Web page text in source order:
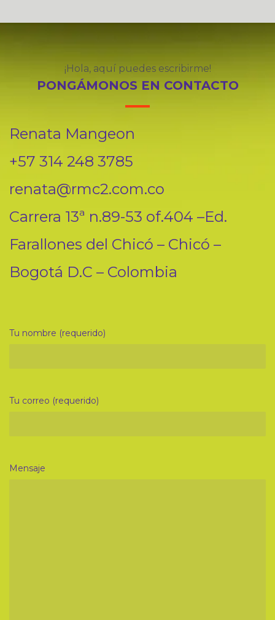
¡Hola, aquí puedes escribirme!
PONGÁMONOS EN CONTACTO
Renata Mangeon
+57 314 248 3785
renata@rmc2.com.co
Carrera 13ª n.89-53 of.404 –Ed.
Farallones del Chicó – Chicó –
Bogotá D.C – Colombia
Tu nombre (requerido)
Tu correo (requerido)
Mensaje